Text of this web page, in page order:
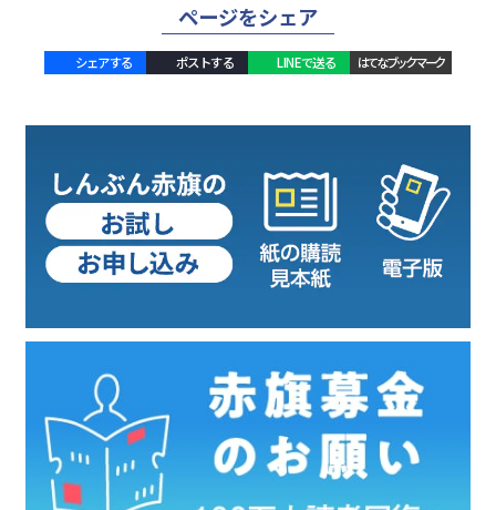
ページをシェア
シェアする ポストする LINEで送る はてなブックマーク